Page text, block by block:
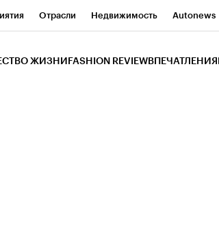
Отрасли Недвижимость Autonews
ЖИЗНИ FASHION REVIEW ВПЕЧАТЛЕНИЯ